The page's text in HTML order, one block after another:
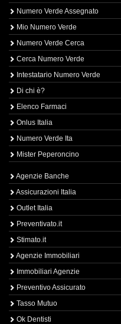
Numero Verde Assegnato
Mio Numero Verde
Numero Verde Cerca
Cerca Numero Verde
Intestatario Numero Verde
Di chi è?
Elenco Farmaci
Onlus Italia
Numero Verde Ita
Mister Peperoncino
Agenzie Banche
Assicurazioni Italia
Outlet Italia
Preventivato.it
Stimato.it
Agenzie Immobiliari
Immobiliari Agenzie
Preventivo Assicurato
Tasso Mutuo
Ok Dentisti